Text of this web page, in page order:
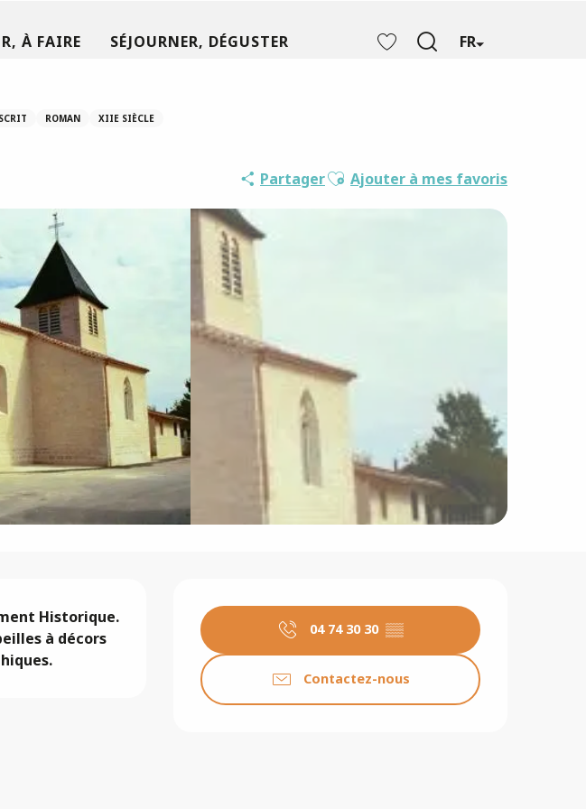
FR
À FAIRE SÉJOURNER, DÉGUSTER
ROMAN XIIE SIÈCLE
PartagerAjouter aux favoris
Ajouter à mes favoris
Ouverture et
04 74 30 30 ▒▒
Contactez-nous
Historique.
à décors